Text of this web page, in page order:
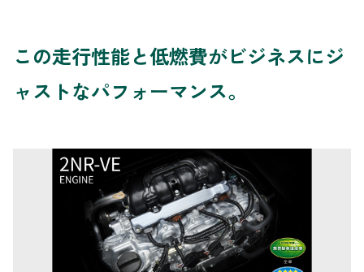
この走行性能と低燃費がビジネスにジ
ャストなパフォーマンス。